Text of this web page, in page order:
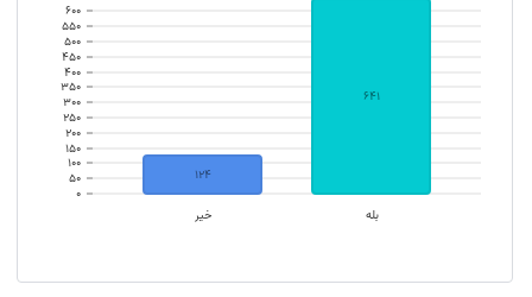
خیر بله
۰
۵۰
۱۰۰
۱۵۰
۲۰۰
۲۵۰
۳۰۰
۳۵۰
۴۰۰
۴۵۰
۵۰۰
۵۵۰
۶۰۰
۱۲۴
۶۴۱